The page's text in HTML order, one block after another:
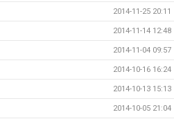
2014-11-25 20:11
2014-11-14 12:48
2014-11-04 09:57
2014-10-16 16:24
2014-10-13 15:13
2014-10-05 21:04